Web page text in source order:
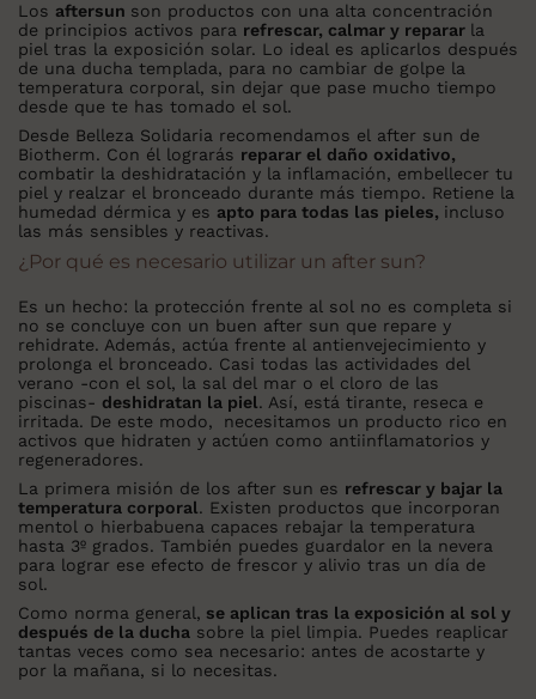
Los aftersun son productos con una alta concentración
de principios activos para refrescar, calmar y reparar la
piel tras la exposición solar. Lo ideal es aplicarlos después
de una ducha templada, para no cambiar de golpe la
temperatura corporal, sin dejar que pase mucho tiempo
desde que te has tomado el sol.
Desde Belleza Solidaria recomendamos el after sun de
Biotherm. Con él lograrás reparar el daño oxidativo,
combatir la deshidratación y la inflamación, embellecer tu
piel y realzar el bronceado durante más tiempo. Retiene la
humedad dérmica y es apto para todas las pieles, incluso
las más sensibles y reactivas.
¿Por qué es necesario utilizar un after sun?
Es un hecho: la protección frente al sol no es completa si
no se concluye con un buen after sun que repare y
rehidrate. Además, actúa frente al antienvejecimiento y
prolonga el bronceado. Casi todas las actividades del
verano -con el sol, la sal del mar o el cloro de las
piscinas- deshidratan la piel. Así, está tirante, reseca e
irritada. De este modo,
necesitamos un producto rico en
activos que hidraten y actúen como antiinflamatorios y
regeneradores.
La primera misión de los after sun es refrescar y bajar la
temperatura corporal. Existen productos que incorporan
mentol o hierbabuena capaces rebajar la temperatura
hasta 3º grados. También puedes guardalor en la nevera
para lograr ese efecto de frescor y alivio tras un día de
sol.
Como norma general, se aplican tras la exposición al sol y
después de la ducha sobre la piel limpia. Puedes reaplicar
tantas veces como sea necesario: antes de acostarte y
por la mañana, si lo necesitas.